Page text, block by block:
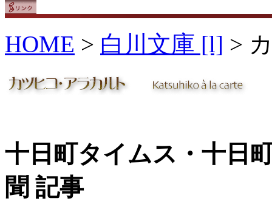
HOME > 白川文庫 [l] >
十日町タイムス・十日
聞 記事